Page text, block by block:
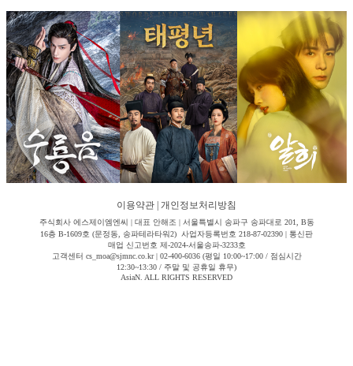
이용약관 개인정보처리방침
주식회사 에스제이엠엔씨 | 대표 안해조 | 서울특별시 송파구 송파대로 201, B동
16층 B-1609호 (문정동, 송파테라타워2) 사업자등록번호 218-87-02390 | 통신판
매업 신고번호 제-2024-서울송파-3233호
고객센터 cs_moa@sjmnc.co.kr | 02-400-6036 (평일 10:00~17:00 / 점심시간
12:30~13:30 / 주말 및 공휴일 휴무)
AsiaN. ALL RIGHTS RESERVED